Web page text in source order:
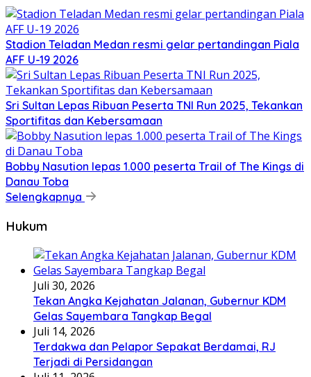
Stadion Teladan Medan resmi gelar pertandingan Piala
AFF U-19 2026
Sri Sultan Lepas Ribuan Peserta TNI Run 2025, Tekankan
Sportifitas dan Kebersamaan
Bobby Nasution lepas 1.000 peserta Trail of The Kings di
Danau Toba
Selengkapnya
Hukum
Juli 30, 2026
Tekan Angka Kejahatan Jalanan, Gubernur KDM
Gelas Sayembara Tangkap Begal
Juli 14, 2026
Terdakwa dan Pelapor Sepakat Berdamai, RJ
Terjadi di Persidangan